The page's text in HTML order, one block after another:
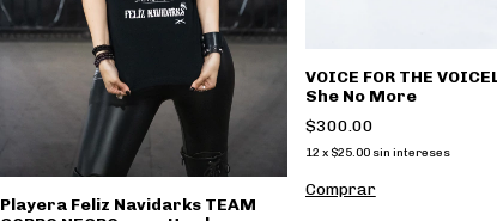
Playera Feliz Navidarks TEAM
VOICE FOR THE
She No More
$300.00
12 x $25.00 sin intereses